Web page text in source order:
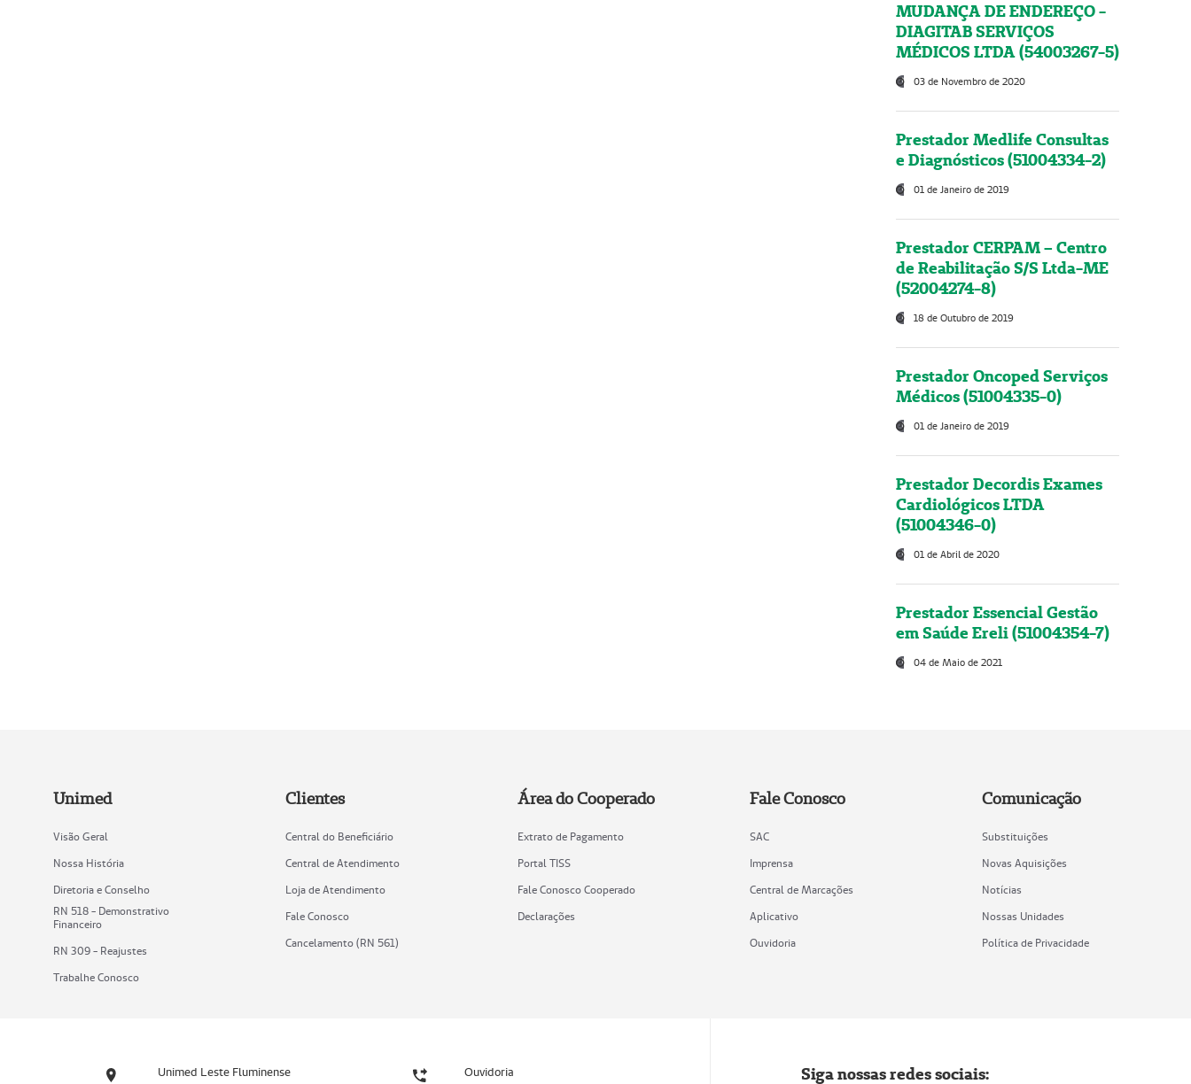
MUDANÇA DE ENDEREÇO -
DIAGITAB SERVIÇOS
MÉDICOS LTDA (54003267-5)
03 de Novembro de 2020
Prestador Medlife Consultas
e Diagnósticos (51004334-2)
01 de Janeiro de 2019
Prestador CERPAM – Centro
de Reabilitação S/S Ltda-ME
(52004274-8)
18 de Outubro de 2019
Prestador Oncoped Serviços
Médicos (51004335-0)
01 de Janeiro de 2019
Prestador Decordis Exames
Cardiológicos LTDA
(51004346-0)
01 de Abril de 2020
Prestador Essencial Gestão
em Saúde Ereli (51004354-7)
04 de Maio de 2021
Unimed
Visão Geral
Nossa História
Diretoria e Conselho
RN 518 - Demonstrativo
Financeiro
RN 309 - Reajustes
Trabalhe Conosco
Clientes
Central do Beneficiário
Central de Atendimento
Loja de Atendimento
Fale Conosco
Cancelamento (RN 561)
Área do Cooperado
Extrato de Pagamento
Portal TISS
Fale Conosco Cooperado
Declarações
Fale Conosco
SAC
Imprensa
Central de Marcações
Aplicativo
Ouvidoria
Comunicação
Substituições
Novas Aquisições
Notícias
Nossas Unidades
Política de Privacidade
Unimed Leste Fluminense Ouvidoria Siga nossas redes sociais: